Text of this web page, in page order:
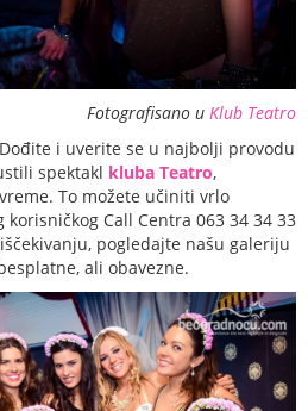
Fotografisano u Klub Teatro
i uverite se u najbolji provodu
spektakl kluba Teatro,
To možete učiniti vrlo
Call Centra 063 34 34 33
pogledajte našu galeriju
ali obavezne.